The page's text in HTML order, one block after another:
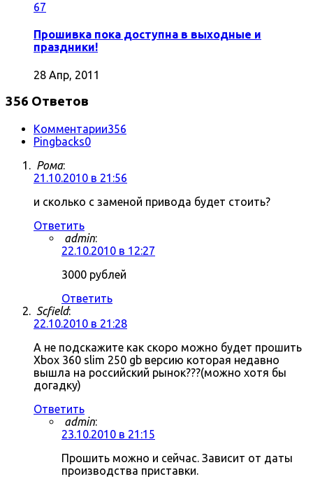
67
Прошивка пока доступна в выходные и
праздники!
28 Апр, 2011
356 Ответов
Комментарии356
Pingbacks0
Рома:
21.10.2010 в 21:56
и сколько с заменой привода будет стоить?
Ответить
admin:
22.10.2010 в 12:27
3000 рублей
Ответить
Scfield:
22.10.2010 в 21:28
А не подскажите как скоро можно будет прошить
Xbox 360 slim 250 gb версию которая недавно
вышла на российский рынок???(можно хотя бы
догадку)
Ответить
admin:
23.10.2010 в 21:15
Прошить можно и сейчас. Зависит от даты
производства приставки.